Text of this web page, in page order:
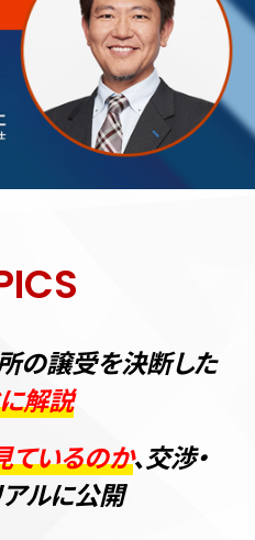
の譲受を決断した
解説
ているのか、交渉・
ルに公開